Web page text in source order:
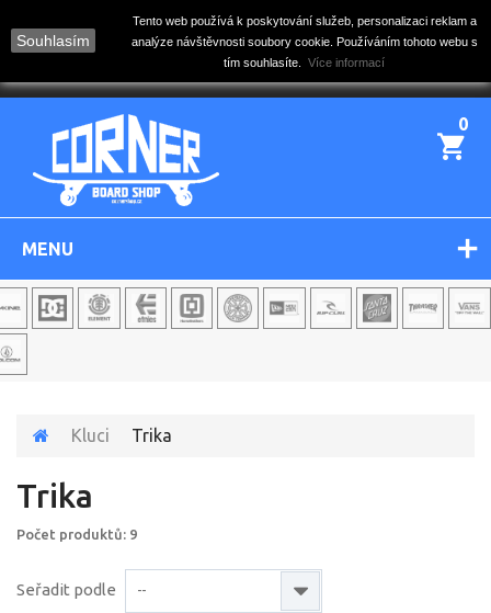
Souhlasím
Tento web používá k poskytování služeb, personalizaci reklam a
analýze návštěvnosti soubory cookie. Používáním tohoto webu s
tím souhlasíte. Více informací
0
MENU
Kluci Trika
Trika
Počet produktů: 9
Seřadit podle --